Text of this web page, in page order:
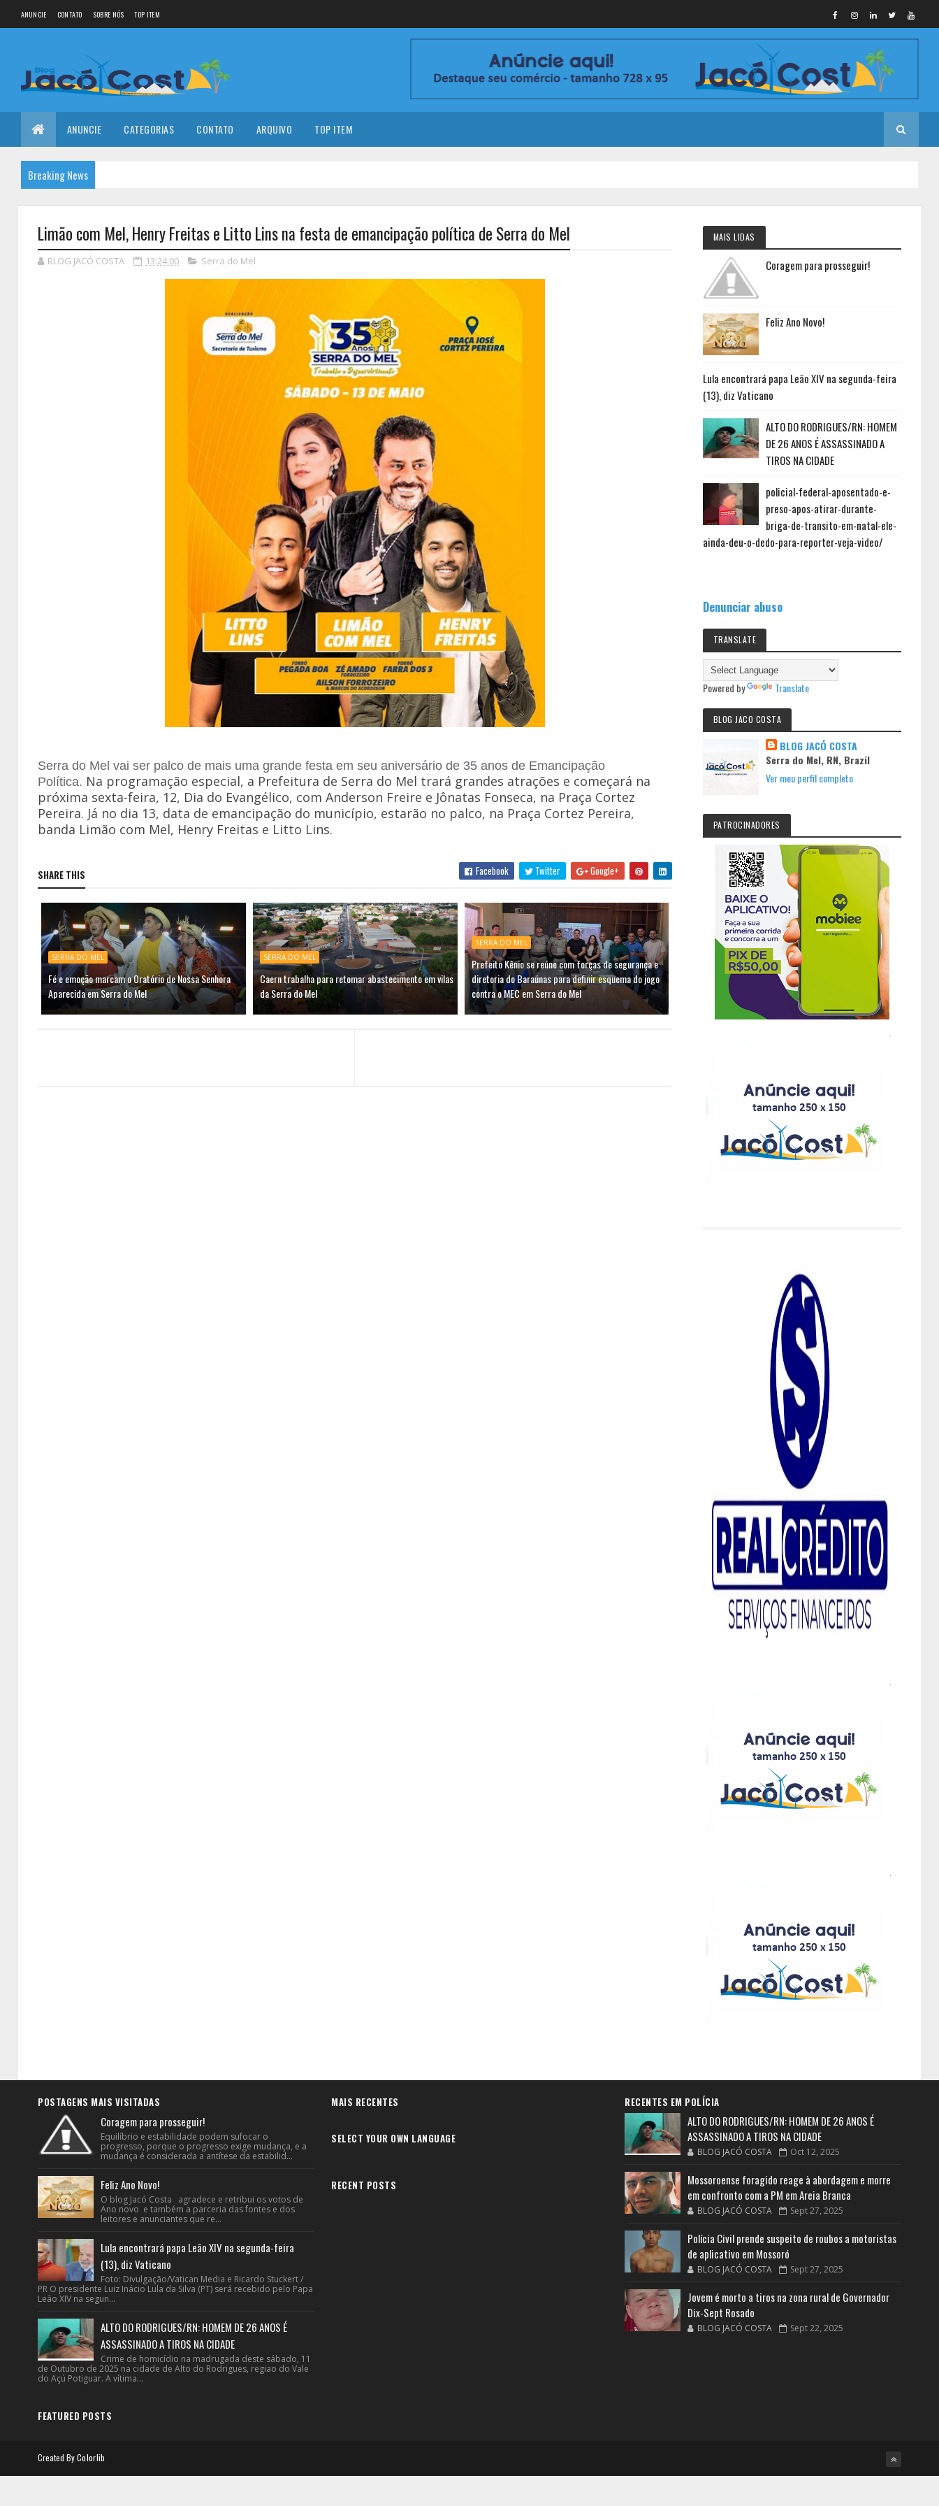
ANUNCIE CONTATO SOBRE NÓS TOP ITEM
ANUNCIE CATEGORIAS CONTATO ARQUIVO TOP ITEM
Breaking News
Limão com Mel, Henry Freitas e Litto Lins na festa de emancipação política de Serra do Mel
BLOG JACÓ COSTA 13:24:00 Serra do Mel
Serra do Mel vai ser palco de mais uma grande festa em seu aniversário de 35 anos de Emancipação
Política. Na programação especial, a Prefeitura de Serra do Mel trará grandes atrações e começará na
próxima sexta-feira, 12, Dia do Evangélico, com Anderson Freire e Jônatas Fonseca, na Praça Cortez
Pereira. Já no dia 13, data de emancipação do município, estarão no palco, na Praça Cortez Pereira,
banda Limão com Mel, Henry Freitas e Litto Lins.
SHARE THIS Facebook Twitter Google+
SERRA DO MEL
Fé e emoção marcam o Oratório de Nossa Senhora
Aparecida em Serra do Mel
SERRA DO MEL
Caern trabalha para retomar abastecimento em vilas
da Serra do Mel
SERRA DO MEL
Prefeito Kênio se reúne com forças de segurança e
diretoria do Baraúnas para definir esquema do jogo
contra o MEC em Serra do Mel
MAIS LIDAS
Coragem para prosseguir!
Feliz Ano Novo!
Lula encontrará papa Leão XIV na segunda-feira
(13), diz Vaticano
ALTO DO RODRIGUES/RN: HOMEM
DE 26 ANOS É ASSASSINADO A
TIROS NA CIDADE
policial-federal-aposentado-e-
preso-apos-atirar-durante-
briga-de-transito-em-natal-ele-
ainda-deu-o-dedo-para-reporter-veja-video/
Denunciar abuso
TRANSLATE
Powered by Translate
BLOG JACO COSTA
BLOG JACÓ COSTA
Serra do Mel, RN, Brazil
Ver meu perfil completo
PATROCINADORES
POSTAGENS MAIS VISITADAS
Coragem para prosseguir!
Equilíbrio e estabilidade podem sufocar o
progresso, porque o progresso exige mudança, e a
mudança é considerada a antítese da estabilid...
Feliz Ano Novo!
O blog Jacó Costa agradece e retribui os votos de
Ano novo e também a parceria das fontes e dos
leitores e anunciantes que re...
Lula encontrará papa Leão XIV na segunda-feira
(13), diz Vaticano
Foto: Divulgação/Vatican Media e Ricardo Stuckert /
PR O presidente Luiz Inácio Lula da Silva (PT) será recebido pelo Papa
Leão XIV na segun...
ALTO DO RODRIGUES/RN: HOMEM DE 26 ANOS É
ASSASSINADO A TIROS NA CIDADE
Crime de homicídio na madrugada deste sábado, 11
de Outubro de 2025 na cidade de Alto do Rodrigues, regiao do Vale
do Açú Potiguar. A vítima...
FEATURED POSTS
MAIS RECENTES
SELECT YOUR OWN LANGUAGE
RECENT POSTS
RECENTES EM POLÍCIA
ALTO DO RODRIGUES/RN: HOMEM DE 26 ANOS É
ASSASSINADO A TIROS NA CIDADE
BLOG JACÓ COSTA Oct 12, 2025
Mossoroense foragido reage à abordagem e morre
em confronto com a PM em Areia Branca
BLOG JACÓ COSTA Sept 27, 2025
Polícia Civil prende suspeito de roubos a motoristas
de aplicativo em Mossoró
BLOG JACÓ COSTA Sept 27, 2025
Jovem é morto a tiros na zona rural de Governador
Dix-Sept Rosado
BLOG JACÓ COSTA Sept 22, 2025
Created ByColorlib